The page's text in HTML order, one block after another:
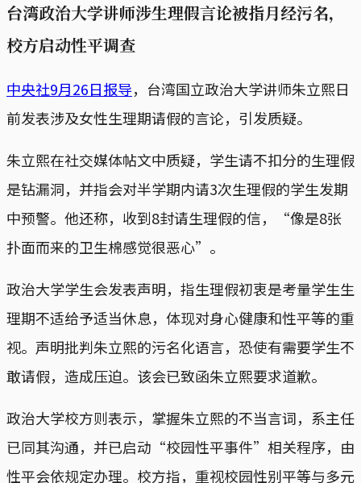
台湾政治大学讲师涉生理假言论被指月经污名，
校方启动性平调查
中央社9月26日报导，台湾国立政治大学讲师朱立熙日
前发表涉及女性生理期请假的言论，引发质疑。
朱立熙在社交媒体帖文中质疑，学生请不扣分的生理假
是钻漏洞，并指会对半学期内请3次生理假的学生发期
中预警。他还称，收到8封请生理假的信，“像是8张
扑面而来的卫生棉感觉很恶心”。
政治大学学生会发表声明，指生理假初衷是考量学生生
理期不适给予适当休息，体现对身心健康和性平等的重
视。声明批判朱立熙的污名化语言，恐使有需要学生不
敢请假，造成压迫。该会已致函朱立熙要求道歉。
政治大学校方则表示，掌握朱立熙的不当言词，系主任
已同其沟通，并已启动“校园性平事件”相关程序，由
性平会依规定办理。校方指，重视校园性别平等与多元